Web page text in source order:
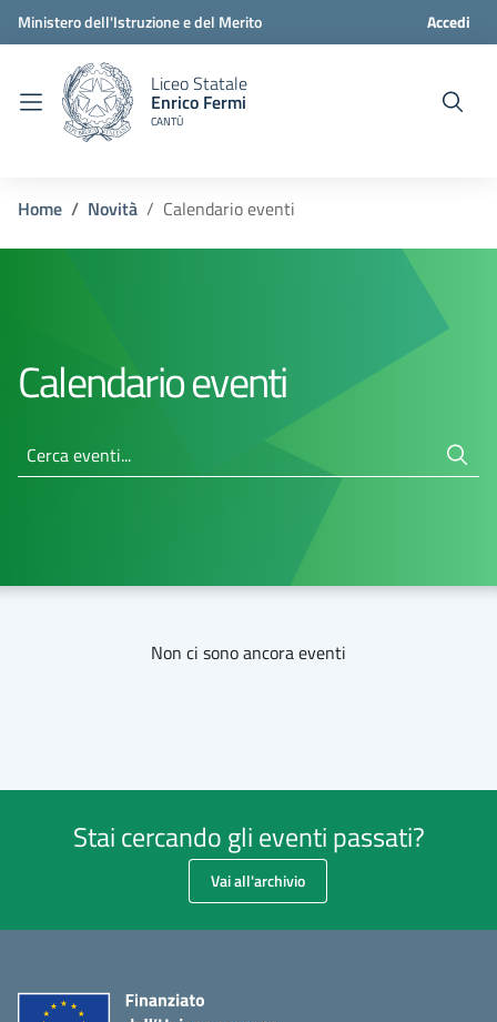
Ministero dell'Istruzione e del Merito Accedi
Liceo Statale
Enrico Fermi
CANTÙ
Home Novità Calendario eventi
Calendario eventi
Cerca eventi...
Non ci sono ancora eventi
Stai cercando gli eventi passati?
Vai all'archivio